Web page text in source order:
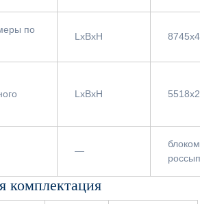
по
LxBxH
LxBxH
—
комплектация